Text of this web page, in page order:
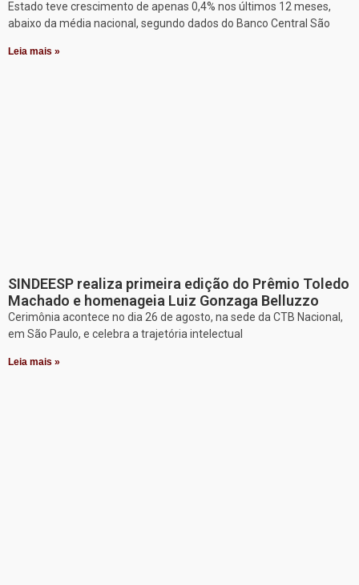
Estado teve crescimento de apenas 0,4% nos últimos 12 meses,
abaixo da média nacional, segundo dados do Banco Central São
Leia mais »
SINDEESP realiza primeira edição do Prêmio Toledo
Machado e homenageia Luiz Gonzaga Belluzzo
Cerimônia acontece no dia 26 de agosto, na sede da CTB Nacional,
em São Paulo, e celebra a trajetória intelectual
Leia mais »